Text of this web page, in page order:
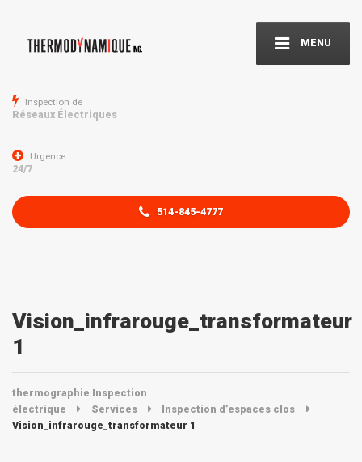
MENU
Inspection de
Réseaux Électriques
Urgence
24/7
514-845-4777
Vision_infrarouge_transformateur
1
thermographie Inspection
électrique
Services
Inspection d’espaces clos
Vision_infrarouge_transformateur 1